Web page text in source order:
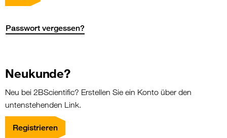
Passwort vergessen?
Neukunde?
Neu bei 2BScientific? Erstellen Sie ein Konto über den
untenstehenden Link.
Registrieren